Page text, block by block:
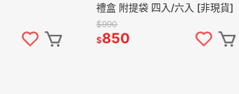
禮盒 附提袋 四入/六入 [非現貨]
$990
$850